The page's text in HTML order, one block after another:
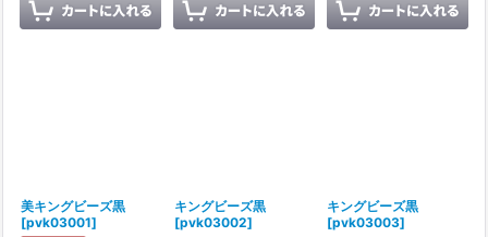
美キングビーズ黒
[pvk03001]
キングビーズ黒
[pvk03002]
キングビーズ黒
[pvk03003]